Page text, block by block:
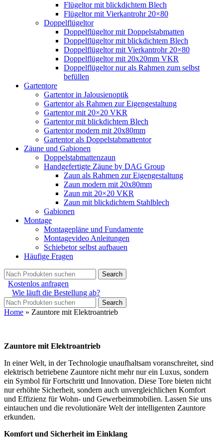
Flügeltor mit blickdichtem Blech
Flügeltor mit Vierkantrohr 20×80
Doppelflügeltor
Doppelflügeltor mit Doppelstabmatten
Doppelflügeltor mit blickdichtem Blech
Doppelflügeltor mit Vierkantrohr 20×80
Doppelflügeltor mit 20x20mm VKR
Doppelflügeltor nur als Rahmen zum selbst
befüllen
Gartentore
Gartentor in Jalousienoptik
Gartentor als Rahmen zur Eigengestaltung
Gartentor mit 20×20 VKR
Gartentor mit blickdichtem Blech
Gartentor modern mit 20x80mm
Gartentor als Doppelstabmattentor
Zäune und Gabionen
Doppelstabmattenzaun
Handgefertigte Zäune by DAG Group
Zaun als Rahmen zur Eigengestaltung
Zaun modern mit 20x80mm
Zaun mit 20×20 VKR
Zaun mit blickdichtem Stahlblech
Gabionen
Montage
Montagepläne und Fundamente
Montagevideo Anleitungen
Schiebetor selbst aufbauen
Häufige Fragen
Search
Kostenlos anfragen
Wie läuft die Bestellung ab?
Search
Home » Zauntore mit Elektroantrieb
Zauntore mit Elektroantrieb
In einer Welt, in der Technologie unaufhaltsam voranschreitet, sind
elektrisch betriebene Zauntore nicht mehr nur ein Luxus, sondern
ein Symbol für Fortschritt und Innovation. Diese Tore bieten nicht
nur erhöhte Sicherheit, sondern auch unvergleichlichen Komfort
und Effizienz für Wohn- und Gewerbeimmobilien. Lassen Sie uns
eintauchen und die revolutionäre Welt der intelligenten Zauntore
erkunden.
Komfort und Sicherheit im Einklang